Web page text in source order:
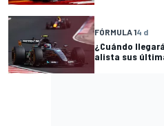
FÓRMULA 14 d
¿Cuándo
alista sus